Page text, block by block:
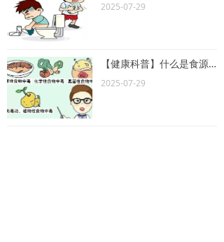
2025-07-29
【健康科普】什么是食源性疾病？
2025-07-29